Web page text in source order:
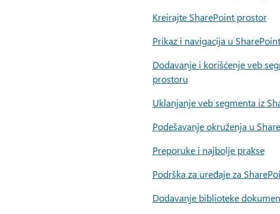
Kreirajte SharePoint prostor
Prikaz i navigacija u
Dodavanje i korišćenje veb
prostoru
Uklanjanje veb segmenta iz
Podešavanje okruženja u
Preporuke i najbolje prakse
Podrška za uređaje za
Dodavanje biblioteke